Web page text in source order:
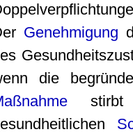
Genehmigung
die
stirbt